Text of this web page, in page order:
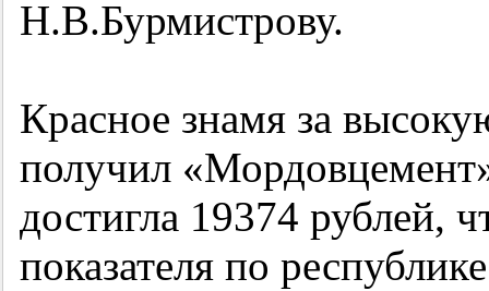
Н.В.Бурмистрову.
Красное знамя за
получил
достигла 19374 рублей,
показателя по